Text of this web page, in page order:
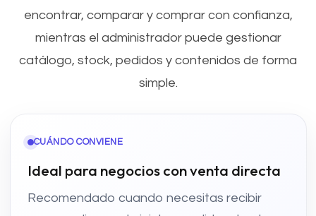
encontrar, comparar y comprar con confianza,
mientras el administrador puede gestionar
catálogo, stock, pedidos y contenidos de forma
simple.
CUÁNDO CONVIENE
Ideal para negocios con venta directa
Recomendado cuando necesitas recibir